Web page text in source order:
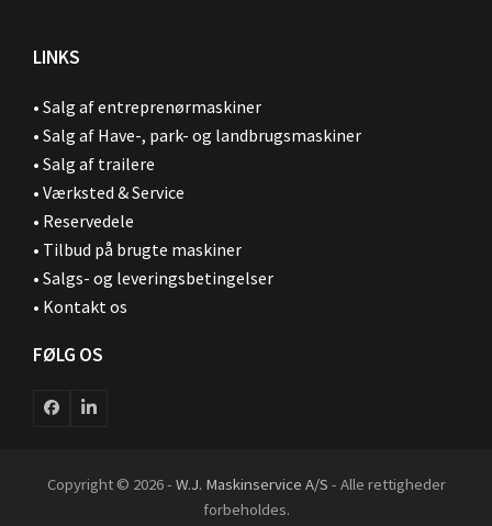
LINKS
• Salg af entreprenørmaskiner
• Salg af Have-, park- og landbrugsmaskiner
• Salg af trailere
• Værksted & Service
• Reservedele
• Tilbud på brugte maskiner
• Salgs- og leveringsbetingelser
• Kontakt os
FØLG OS
FacebookLinkedIn
Copyright © 2026 - W.J. Maskinservice A/S - Alle rettigheder
forbeholdes.